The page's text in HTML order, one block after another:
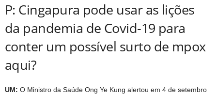
P: Cingapura pode usar as lições
da pandemia de Covid-19 para
conter um possível surto de mpox
aqui?
UM: O Ministro da Saúde Ong Ye Kung alertou em 4 de setembro